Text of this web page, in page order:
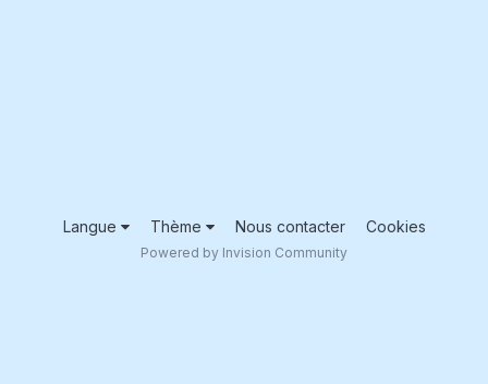
Langue Thème Nous contacter Cookies
Powered by Invision Community